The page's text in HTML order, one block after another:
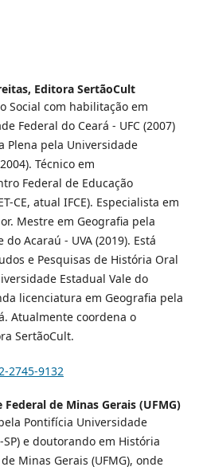
Editora SertãoCult
Social com habilitação em
Federal do Ceará - UFC (2007)
Plena pela Universidade
Técnico em
Federal de Educação
CE, atual IFCE). Especialista em
Mestre em Geografia pela
Acaraú - UVA (2019). Está
e Pesquisas de História Oral
Estadual Vale do
licenciatura em Geografia pela
Atualmente coordena o
SertãoCult.
2745-9132
de Minas Gerais (UFMG)
Pontifícia Universidade
SP) e doutorando em História
Minas Gerais (UFMG), onde